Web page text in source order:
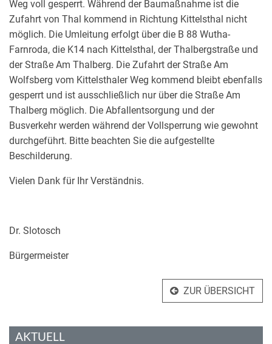
Weg voll gesperrt. Während der Baumaßnahme ist die
Zufahrt von Thal kommend in Richtung Kittelsthal nicht
möglich. Die Umleitung erfolgt über die B 88 Wutha-
Farnroda, die K14 nach Kittelsthal, der Thalbergstraße und
der Straße Am Thalberg. Die Zufahrt der Straße Am
Wolfsberg vom Kittelsthaler Weg kommend bleibt ebenfalls
gesperrt und ist ausschließlich nur über die Straße Am
Thalberg möglich. Die Abfallentsorgung und der
Busverkehr werden während der Vollsperrung wie gewohnt
durchgeführt. Bitte beachten Sie die aufgestellte
Beschilderung.
Vielen Dank für Ihr Verständnis.
Dr. Slotosch
Bürgermeister
ZUR ÜBERSICHT
AKTUELL